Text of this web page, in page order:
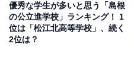
優秀な学生が多いと思う「島根
の公立進学校」ランキング！ 1
位は「松江北高等学校」、続く
2位は？